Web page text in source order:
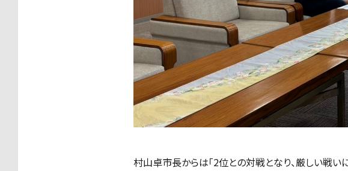
村山卓市長からは「2位との対戦となり、厳しい戦